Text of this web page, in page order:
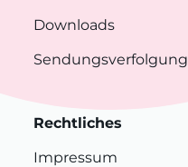
Downloads
Sendungsverfolgung
Rechtliches
Impressum